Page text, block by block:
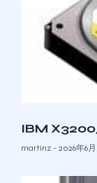
IBM X3200
martinz 2026年6